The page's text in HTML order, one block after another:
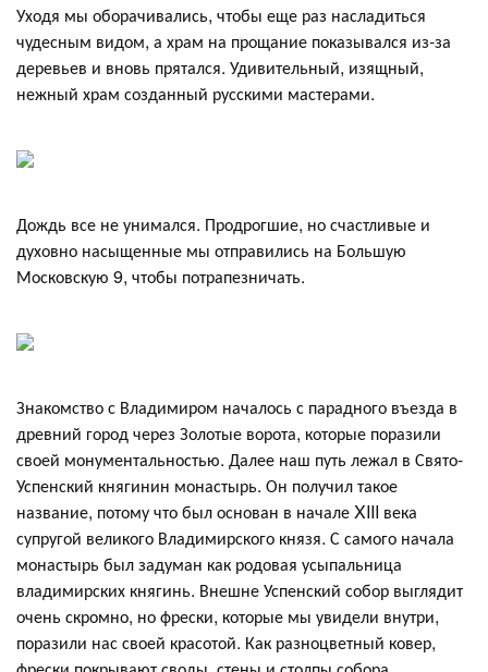
Уходя мы оборачивались, чтобы еще раз насладиться
чудесным видом, а храм на прощание показывался из-за
деревьев и вновь прятался. Удивительный, изящный,
нежный храм созданный русскими мастерами.
Дождь все не унимался. Продрогшие, но счастливые и
духовно насыщенные мы отправились на Большую
Московскую 9, чтобы потрапезничать.
Знакомство с Владимиром началось с парадного въезда в
древний город через Золотые ворота, которые поразили
своей монументальностью. Далее наш путь лежал в Свято-
Успенский княгинин монастырь. Он получил такое
название, потому что был основан в начале XIII века
супругой великого Владимирского князя. С самого начала
монастырь был задуман как родовая усыпальница
владимирских княгинь. Внешне Успенский собор выглядит
очень скромно, но фрески, которые мы увидели внутри,
поразили нас своей красотой. Как разноцветный ковер,